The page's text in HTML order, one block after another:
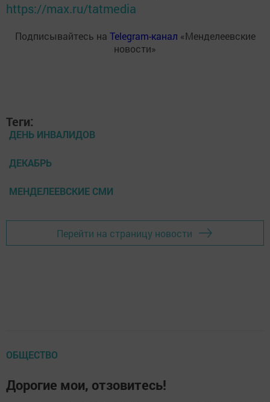
https://max.ru/tatmedia
Подписывайтесь на Telegram-канал «Менделеевские
новости»
Теги:
ДЕНЬ ИНВАЛИДОВ
ДЕКАБРЬ
МЕНДЕЛЕЕВСКИЕ СМИ
Перейти на страницу новости
ОБЩЕСТВО
Дорогие мои, отзовитесь!